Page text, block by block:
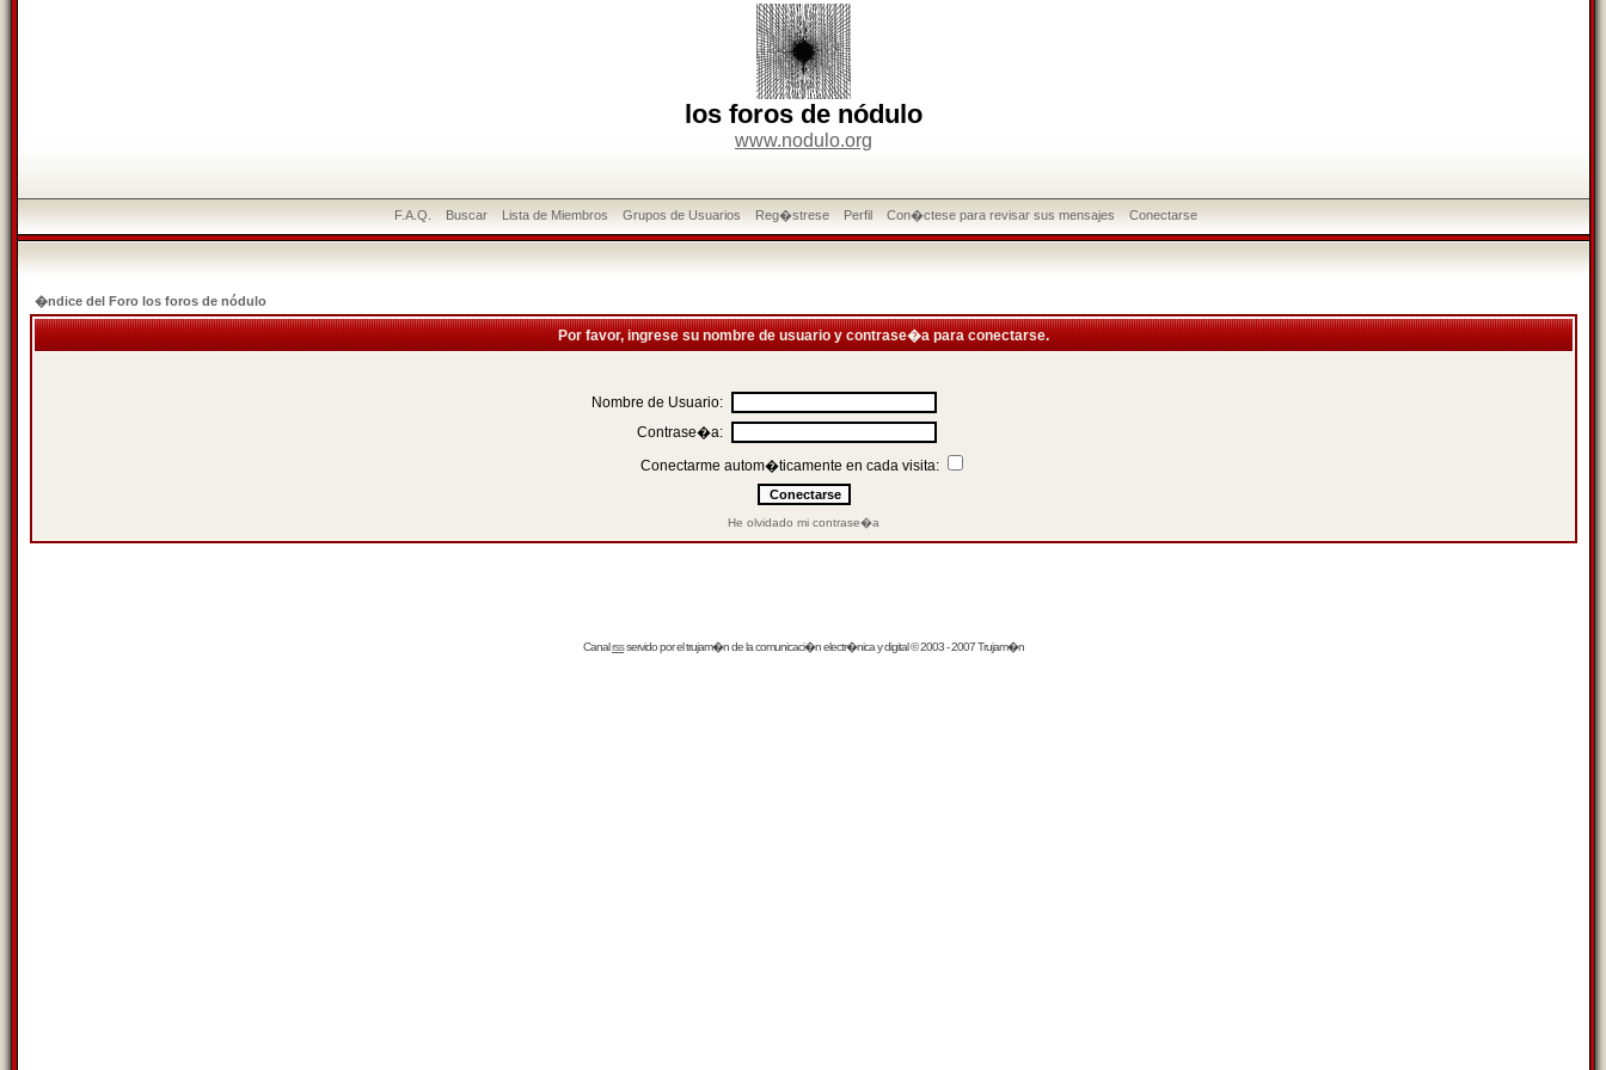
los foros de nódulo
www.nodulo.org
F.A.Q. Buscar Lista de Miembros Grupos de Usuarios Reg�strese Perfil Con�ctese para revisar sus mensajes Conectarse
�ndice del Foro los foros de nódulo
Por favor, ingrese su nombre de usuario y contrase�a para conectarse.
Nombre de Usuario:
Contrase�a:
Conectarme autom�ticamente en cada visita:
He olvidado mi contrase�a
Canalrssservido por eltrujam�nde la comunicaci�n electr�nica y digital © 2003 - 2007 Trujam�n